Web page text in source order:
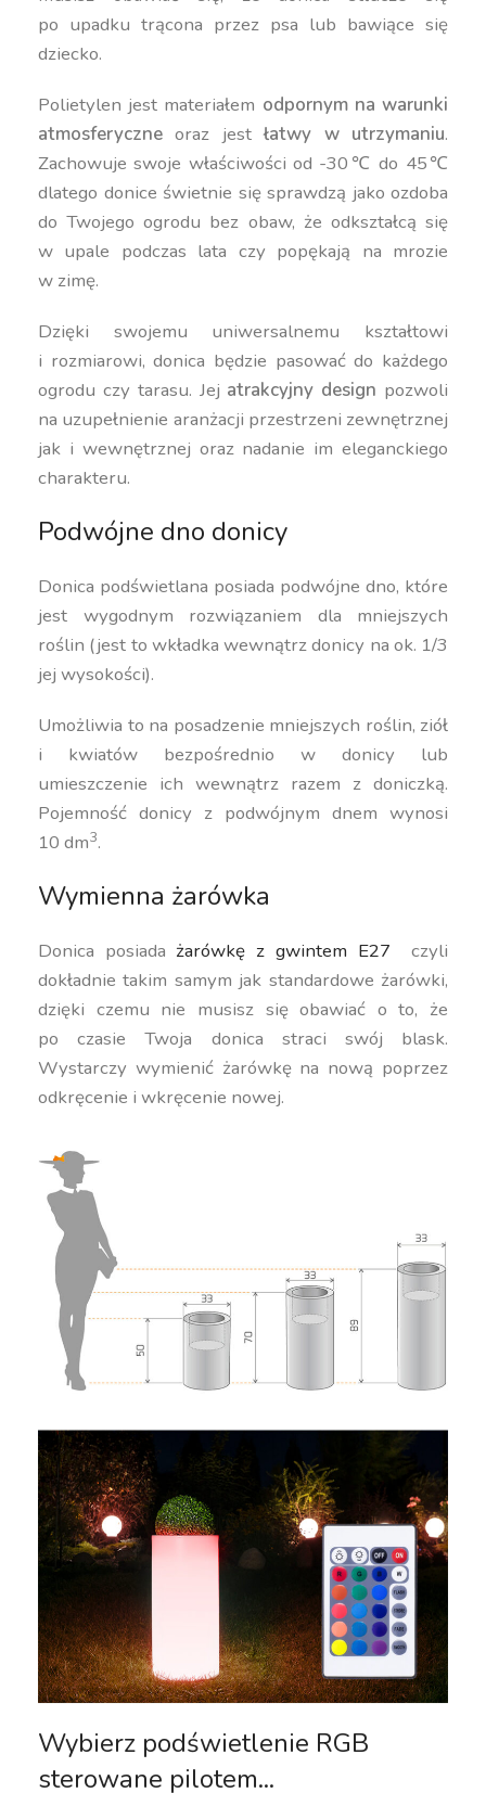
po upadku trącona przez psa lub bawiące się
dziecko.
Polietylen jest materiałem odpornym na warunki
atmosferyczne oraz jestłatwy w utrzymaniu.
Zachowuje swoje właściwości od -30℃ do 45℃
dlatego donice świetnie się sprawdzą jako ozdoba
do Twojego ogrodu bez obaw, że odkształcą się
w upale podczas lata czy popękają na mrozie
w zimę.
Dzięki swojemu uniwersalnemu kształtowi
i rozmiarowi, donica będzie pasować do każdego
ogrodu czy tarasu. Jej atrakcyjny design pozwoli
na uzupełnienie aranżacji przestrzeni zewnętrznej
jak i wewnętrznej oraz nadanie im eleganckiego
charakteru.
Podwójne dno donicy
Donica podświetlana posiada podwójne dno, które
jest wygodnym rozwiązaniem dla mniejszych
roślin (jest to wkładka wewnątrz donicy na ok. 1/3
jej wysokości).
Umożliwia to na posadzenie mniejszych roślin, ziół
i kwiatów bezpośrednio w donicy lub
umieszczenie ich wewnątrz razem z doniczką.
Pojemność donicy z podwójnym dnem wynosi
10 dm3.
Wymienna żarówka
Donica posiada żarówkę z gwintem E27 czyli
dokładnie takim samym jak standardowe żarówki,
dzięki czemu nie musisz się obawiać o to, że
po czasie Twoja donica straci swój blask.
Wystarczy wymienić żarówkę na nową poprzez
odkręcenie i wkręcenie nowej.
Wybierz podświetlenie RGB
sterowane pilotem...